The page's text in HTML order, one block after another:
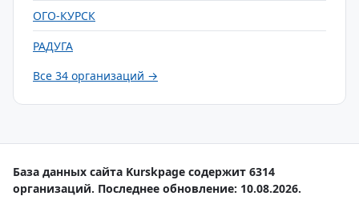
ОГО-КУРСК
РАДУГА
Все 34 организаций →
База данных сайта Kurskpage содержит 6314
организаций. Последнее обновление: 10.08.2026.